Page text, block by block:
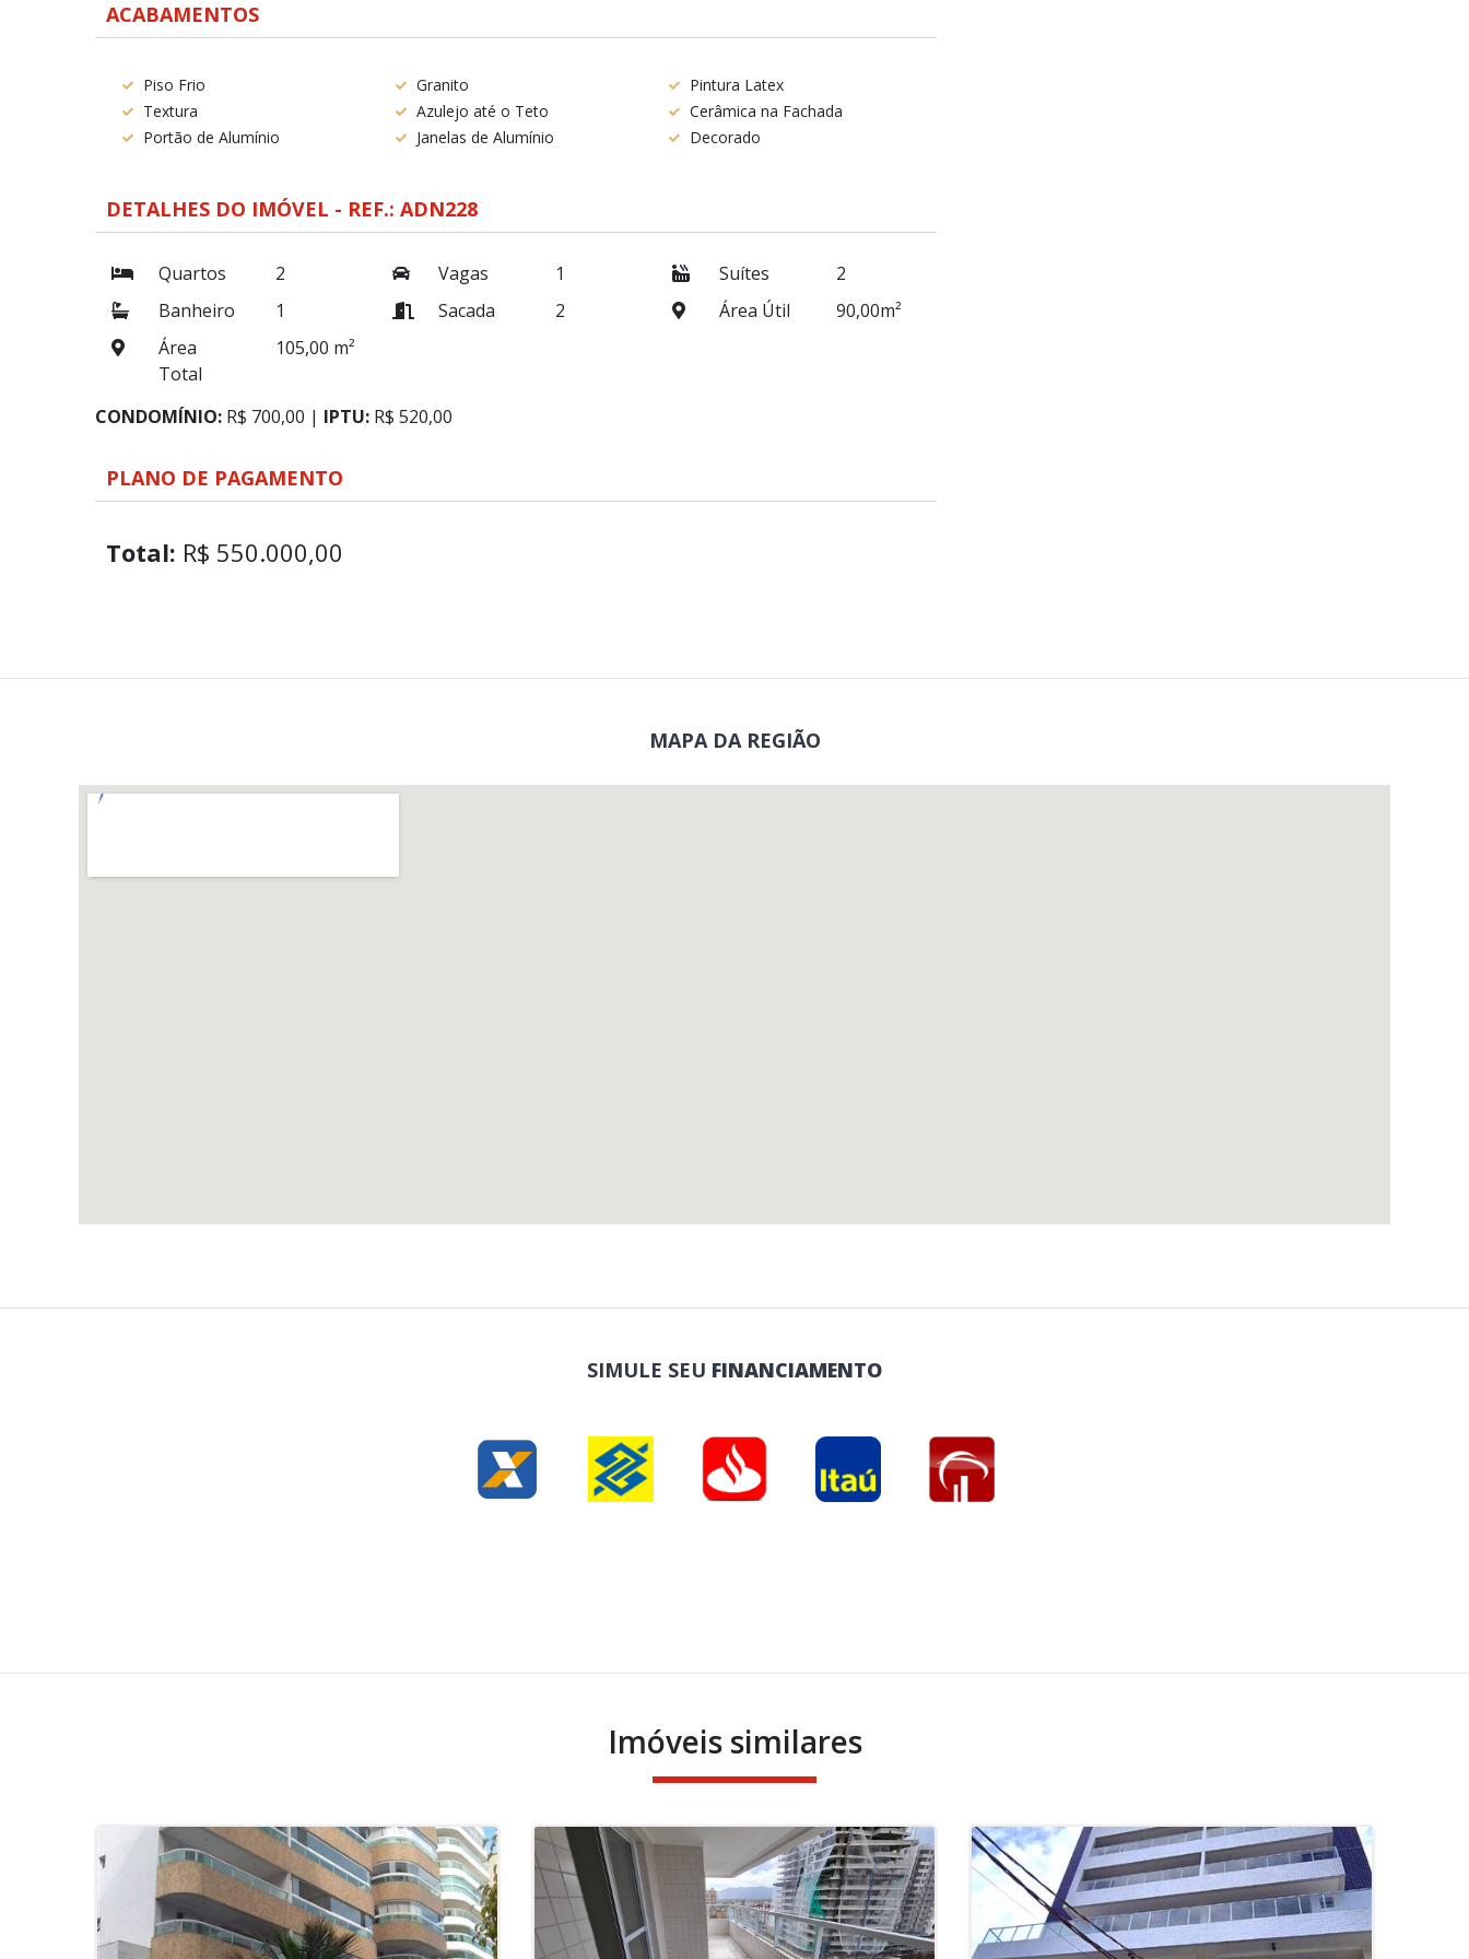
ACABAMENTOS
Piso Frio Granito
Pintura Latex
Textura
Azulejo até o Teto
Cerâmica na Fachada
Portão de Alumínio
Janelas de Alumínio Decorado
DETALHES DO IMÓVEL - REF.: ADN228
Quartos 2 Vagas 1 Suítes
2
Banheiro
1 Sacada 2 Área Útil
90,00m²
Área
Total
105,00 m²
CONDOMÍNIO: R$ 700,00 | IPTU: R$ 520,00
PLANO DE PAGAMENTO
Total: R$ 550.000,00
MAPA DA REGIÃO
SIMULE SEU FINANCIAMENTO
Imóveis similares